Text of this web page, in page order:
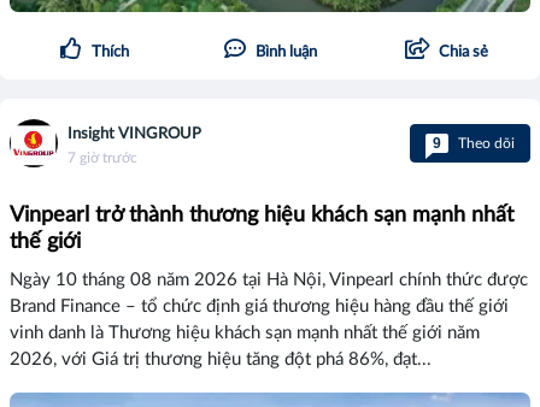
Thích Bình luận Chia sẻ
Insight VINGROUP
7 giờ trước
9 Theo dõi
Vinpearl trở thành thương hiệu khách sạn mạnh nhất
thế giới
Ngày 10 tháng 08 năm 2026 tại Hà Nội, Vinpearl chính thức được
Brand Finance – tổ chức định giá thương hiệu hàng đầu thế giới
vinh danh là Thương hiệu khách sạn mạnh nhất thế giới năm
2026, với Giá trị thương hiệu tăng đột phá 86%, đạt...